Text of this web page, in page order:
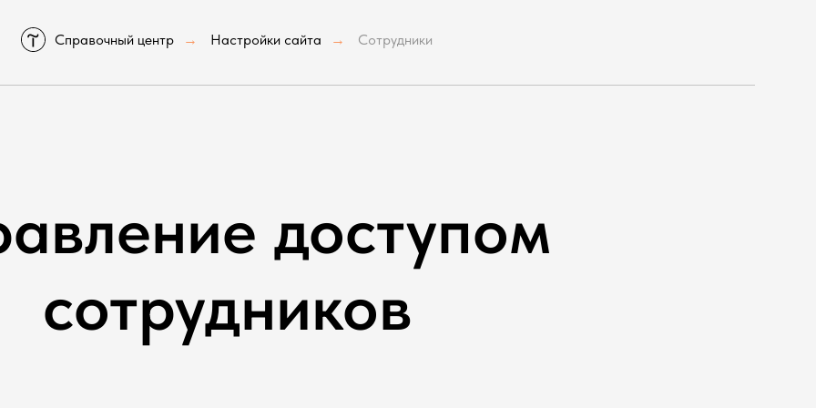
Справочный центр → Настройки сайта → Сотрудники
доступом
сотрудников